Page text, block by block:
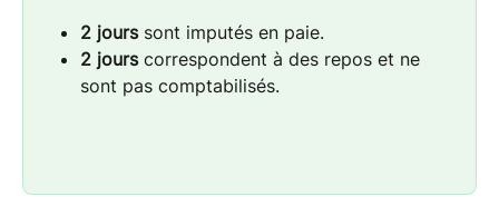
2 jours sont imputés en paie.
2 jours correspondent à des repos et ne
sont pas comptabilisés.